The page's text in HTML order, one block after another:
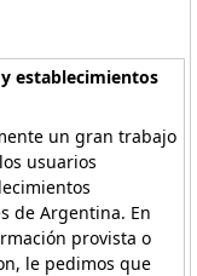
establecimientos
un gran trabajo
usuarios
de Argentina. En
provista o
le pedimos que